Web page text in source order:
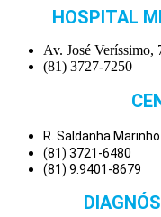
HOSPITAL
Av. José Veríssimo,
(81) 3727-7250
R. Saldanha
(81) 3721-6480
(81) 9.9401-8679